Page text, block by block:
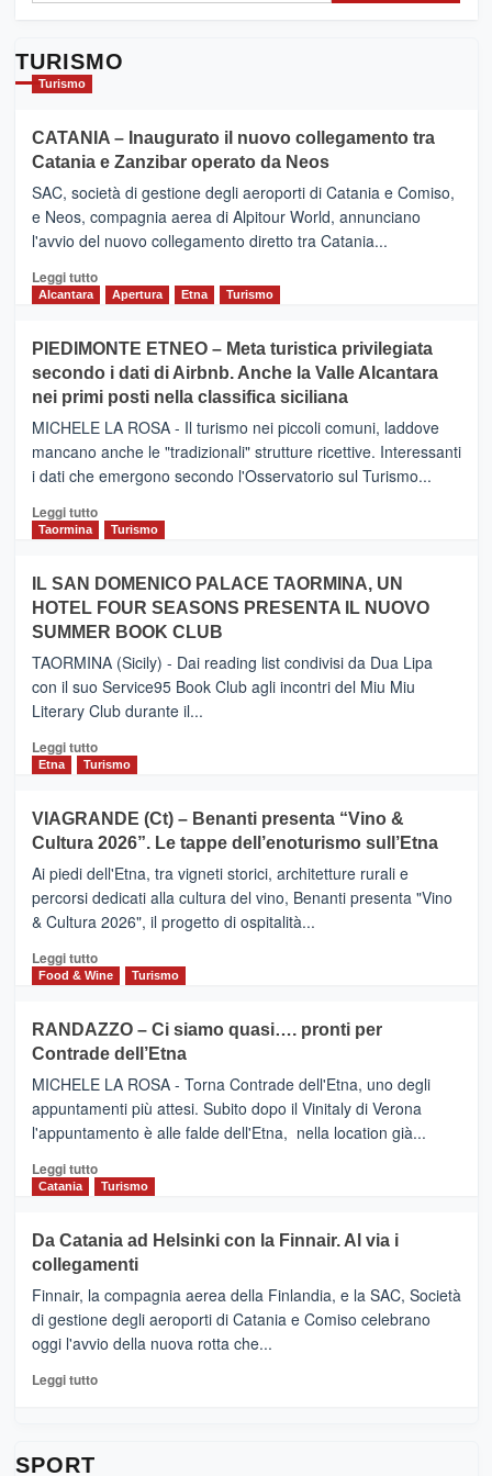
TURISMO
Turismo
CATANIA – Inaugurato il nuovo collegamento tra
Catania e Zanzibar operato da Neos
SAC, società di gestione degli aeroporti di Catania e Comiso,
e Neos, compagnia aerea di Alpitour World, annunciano
l'avvio del nuovo collegamento diretto tra Catania...
Leggi tuttoLeggi
CATANIA
–
Inaugurato
il
nuovo
collegamento
tra
e
Zanzibar
da
Neos
Alcantara Apertura Etna Turismo
PIEDIMONTE ETNEO – Meta turistica privilegiata
secondo i dati di Airbnb. Anche la Valle Alcantara
nei primi posti nella classifica siciliana
MICHELE LA ROSA - Il turismo nei piccoli comuni, laddove
mancano anche le "tradizionali" strutture ricettive. Interessanti
i dati che emergono secondo l'Osservatorio sul Turismo...
Leggi tuttoLeggi
PIEDIMONTE
ETNEO
–
Meta
turistica
privilegiata
secondo
dati
di
Anche
la
Alcantara
nei
primi
nella
classifica
Taormina Turismo
IL SAN DOMENICO PALACE TAORMINA, UN
HOTEL FOUR SEASONS PRESENTA IL NUOVO
SUMMER BOOK CLUB
TAORMINA (Sicily) - Dai reading list condivisi da Dua Lipa
con il suo Service95 Book Club agli incontri del Miu Miu
Literary Club durante il...
Leggi tuttoLeggi
di
IL
SAN
DOMENICO
PALACE
TAORMINA,
UN
HOTEL
FOUR
IL
NUOVO
SUMMER
CLUB
Etna Turismo
VIAGRANDE (Ct) – Benanti presenta “Vino &
Cultura 2026”. Le tappe dell’enoturismo sull’Etna
Ai piedi dell'Etna, tra vigneti storici, architetture rurali e
percorsi dedicati alla cultura del vino, Benanti presenta "Vino
& Cultura 2026", il progetto di ospitalità...
Leggi tuttoLeggi
di
VIAGRANDE
(Ct)
–
Benanti
presenta
“Vino
&
Cultura
tappe
dell’enoturismo
Food & Wine Turismo
RANDAZZO – Ci siamo quasi…. pronti per
Contrade dell’Etna
MICHELE LA ROSA - Torna Contrade dell'Etna, uno degli
appuntamenti più attesi. Subito dopo il Vinitaly di Verona
l'appuntamento è alle falde dell'Etna, nella location già...
Leggi tuttoLeggi
di
RANDAZZO
–
Ci
siamo
quasi….
pronti
per
Catania Turismo
Da Catania ad Helsinki con la Finnair. Al via i
collegamenti
Finnair, la compagnia aerea della Finlandia, e la SAC, Società
di gestione degli aeroporti di Catania e Comiso celebrano
oggi l'avvio della nuova rotta che...
Leggi tuttoLeggi
SPORT